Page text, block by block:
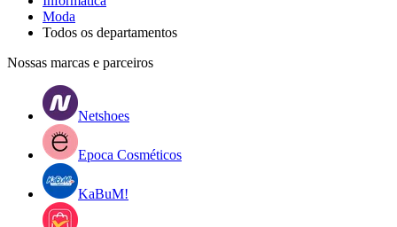
Moda
Todos os departamentos
Nossas marcas e parceiros
Netshoes
Epoca Cosméticos
KaBuM!